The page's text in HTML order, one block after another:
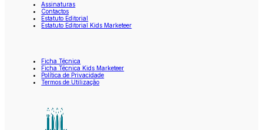
Assinaturas
Contactos
Estatuto Editorial
Estatuto Editorial Kids Marketeer
Ficha Técnica
Ficha Técnica Kids Marketeer
Política de Privacidade
Termos de Utilização